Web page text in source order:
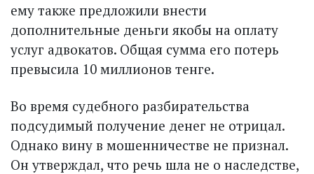
ему также предложили внести
дополнительные деньги якобы на оплату
услуг адвокатов. Общая сумма его потерь
превысила 10 миллионов тенге.
Во время судебного разбирательства
подсудимый получение денег не отрицал.
Однако вину в мошенничестве не признал.
Он утверждал, что речь шла не о наследстве,